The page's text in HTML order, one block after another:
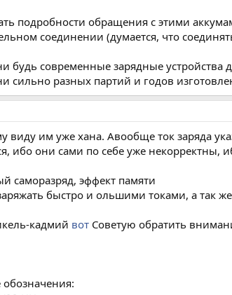
подробности обращения с этими
соединении (думается, что
будь современные зарядные устройства
сильно разных партий и годов
виду им уже хана. Авообще ток заряда
ибо они сами по себе уже некорректны,
саморазряд, эффект памяти
быстро и ольшими токами, а так же
кадмий вот Советую обратить